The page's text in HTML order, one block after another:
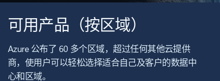
可用产品（按区域）
Azure 公布了 60 多个区域，超过任何其他云提供
商，使用户可以轻松选择适合自己及客户的数据中
心和区域。